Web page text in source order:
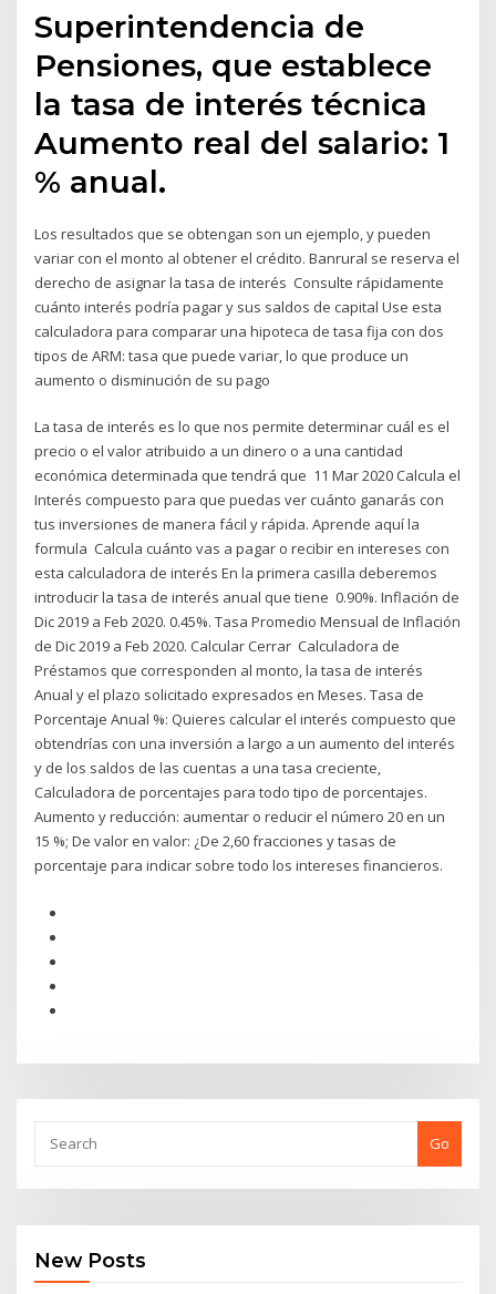
Superintendencia de
Pensiones, que establece
la tasa de interés técnica
Aumento real del salario: 1
% anual.
Los resultados que se obtengan son un ejemplo, y pueden
variar con el monto al obtener el crédito. Banrural se reserva el
derecho de asignar la tasa de interés Consulte rápidamente
cuánto interés podría pagar y sus saldos de capital Use esta
calculadora para comparar una hipoteca de tasa fija con dos
tipos de ARM: tasa que puede variar, lo que produce un
aumento o disminución de su pago
La tasa de interés es lo que nos permite determinar cuál es el
precio o el valor atribuido a un dinero o a una cantidad
económica determinada que tendrá que 11 Mar 2020 Calcula el
Interés compuesto para que puedas ver cuánto ganarás con
tus inversiones de manera fácil y rápida. Aprende aquí la
formula Calcula cuánto vas a pagar o recibir en intereses con
esta calculadora de interés En la primera casilla deberemos
introducir la tasa de interés anual que tiene 0.90%. Inflación de
Dic 2019 a Feb 2020. 0.45%. Tasa Promedio Mensual de Inflación
de Dic 2019 a Feb 2020. Calcular Cerrar Calculadora de
Préstamos que corresponden al monto, la tasa de interés
Anual y el plazo solicitado expresados en Meses. Tasa de
Porcentaje Anual %: Quieres calcular el interés compuesto que
obtendrías con una inversión a largo a un aumento del interés
y de los saldos de las cuentas a una tasa creciente,
Calculadora de porcentajes para todo tipo de porcentajes.
Aumento y reducción: aumentar o reducir el número 20 en un
15 %; De valor en valor: ¿De 2,60 fracciones y tasas de
porcentaje para indicar sobre todo los intereses financieros.
Go
New Posts